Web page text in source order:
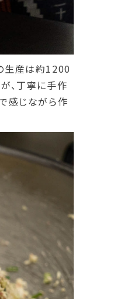
生産は約1200
、丁寧に手作
感じながら作